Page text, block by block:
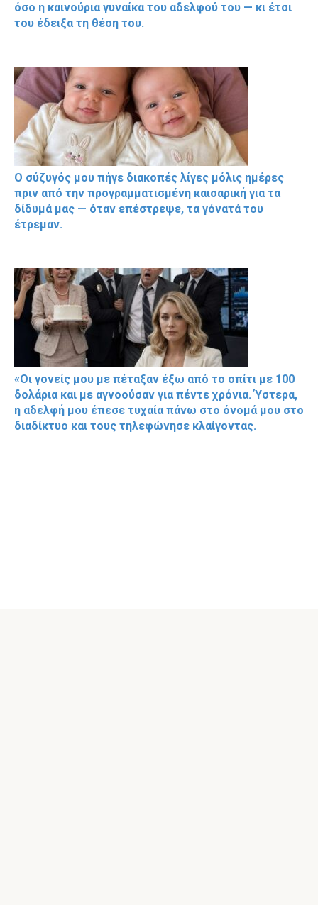
όσο η καινούρια γυναίκα του αδελφού του — κι έτσι
του έδειξα τη θέση του.
Ο σύζυγός μου πήγε διακοπές λίγες μόλις ημέρες
πριν από την προγραμματισμένη καισαρική για τα
δίδυμά μας — όταν επέστρεψε, τα γόνατά του
έτρεμαν.
«Οι γονείς μου με πέταξαν έξω από το σπίτι με 100
δολάρια και με αγνοούσαν για πέντε χρόνια. Ύστερα,
η αδελφή μου έπεσε τυχαία πάνω στο όνομά μου στο
διαδίκτυο και τους τηλεφώνησε κλαίγοντας.